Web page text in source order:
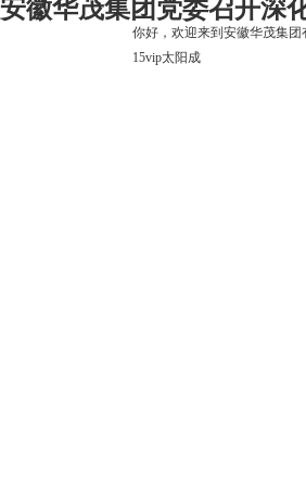
安徽华茂集团党委召开深
你好，欢迎来到安徽华茂集团
15vip太阳成